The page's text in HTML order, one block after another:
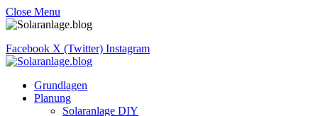
Close Menu
Facebook X (Twitter) Instagram
Grundlagen
Planung
Solaranlage DIY